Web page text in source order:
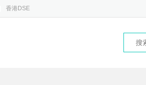
香港DSE